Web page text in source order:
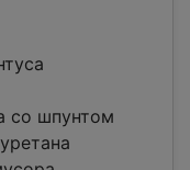
со шпунтом